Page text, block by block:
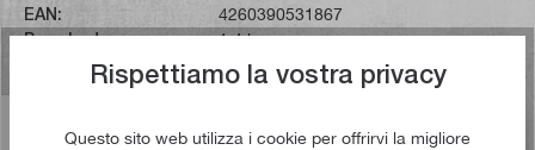
EAN:
4260390531867
Peso lordo:
1,4 kg
Rispettiamo la vostra privacy
Questo sito web utilizza i cookie per offrirvi la migliore